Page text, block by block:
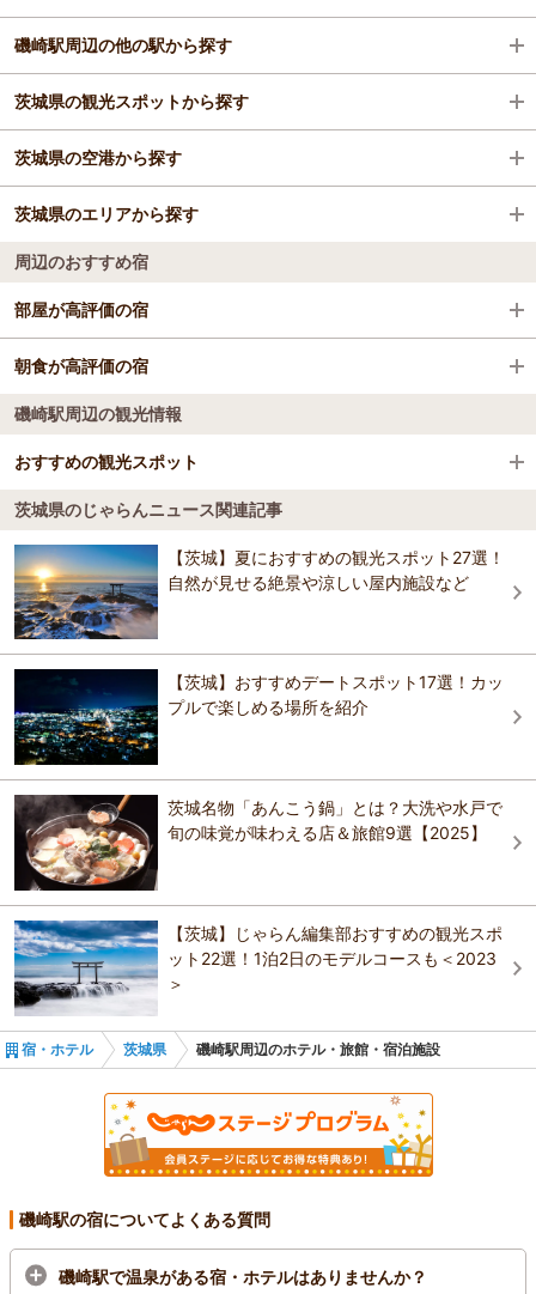
旅館
磯崎駅周辺の他の駅から探す
大洗駅
勝田駅
東海駅
那珂湊駅
金上駅
阿字ケ浦駅
涸沼駅
鹿島旭駅
茨城県の観光スポットから探す
国営ひたち海浜公園
アクアワールド茨城県大洗水族館
偕楽園
筑波山
大洗サンビーチ
千波湖
大洗シーサイドステーション
茨城県の空港から探す
茨城空港（百里飛行場）
茨城県のエリアから探す
大洗・ひたちなか
つくば・牛久
北茨城・奥久慈・日立
常総・結城・桜川・古河
周辺のおすすめ宿
部屋が高評価の宿
いこいの村涸沼
ホテル さわや
朝食が高評価の宿
旅館・民宿 くるみ屋
いこいの村涸沼
ホテル さわや
磯崎駅周辺の観光情報
おすすめの観光スポット
大洗海洋博物館
3.3
大洗磯前神社の境内にあり、海具、漁網、魚場模型や、海洋、水産業
に関する資料、クジラなどの標本を展示している。 【料金】 大人: 500
円 高校生: 300円 中学生: 300円 小学生: 200円 備考: 幼児無料
おすすめの観光スポットガイドを見る
茨城県のじゃらんニュース関連記事
【茨城】夏におすすめの観光スポット27選！
自然が見せる絶景や涼しい屋内施設など
【茨城】おすすめデートスポット17選！カッ
プルで楽しめる場所を紹介
茨城名物「あんこう鍋」とは？大洗や水戸で
旬の味覚が味わえる店＆旅館9選【2025】
【茨城】じゃらん編集部おすすめの観光スポ
ット22選！1泊2日のモデルコースも＜2023
＞
宿・ホテル 茨城県 磯崎駅周辺のホテル・旅館・宿泊施設
磯崎駅の宿についてよくある質問
磯崎駅で温泉がある宿・ホテルはありませんか？